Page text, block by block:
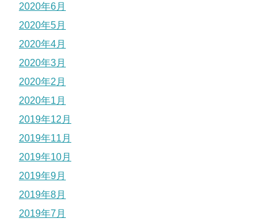
2020年6月
2020年5月
2020年4月
2020年3月
2020年2月
2020年1月
2019年12月
2019年11月
2019年10月
2019年9月
2019年8月
2019年7月